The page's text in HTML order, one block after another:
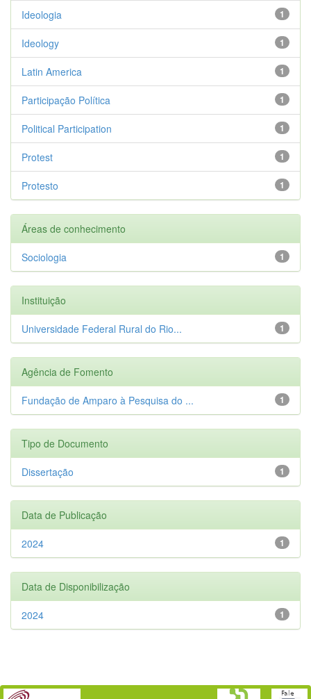
1
Ideologia
1
Ideology
1
Latin America
1
Participação Política
1
Political Participation
1
Protest
1
Protesto
Áreas de conhecimento
1
Sociologia
Instituição
1
Universidade Federal Rural do Rio...
Agência de Fomento
1
Fundação de Amparo à Pesquisa do ...
Tipo de Documento
1
Dissertação
Data de Publicação
1
2024
Data de Disponibilização
1
2024